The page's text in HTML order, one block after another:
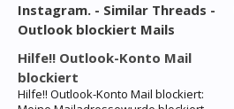
Instagram. - Similar Threads -
Outlook blockiert Mails
Hilfe!! Outlook-Konto Mail
blockiert
Hilfe!! Outlook-Konto Mail blockiert: